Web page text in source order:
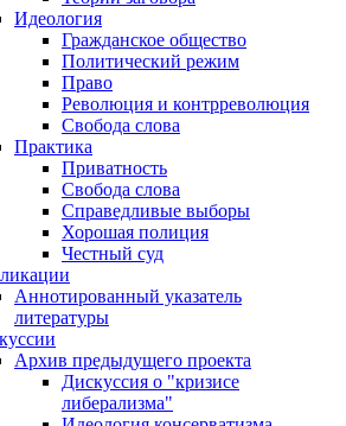
Идеология
Гражданское общество
Политический режим
Право
Революция и контрреволюция
Свобода слова
Практика
Приватность
Свобода слова
Справедливые выборы
Хорошая полиция
Честный суд
Аннотированный указатель
литературы
Архив предыдущего проекта
Дискуссия о "кризисе
либерализма"